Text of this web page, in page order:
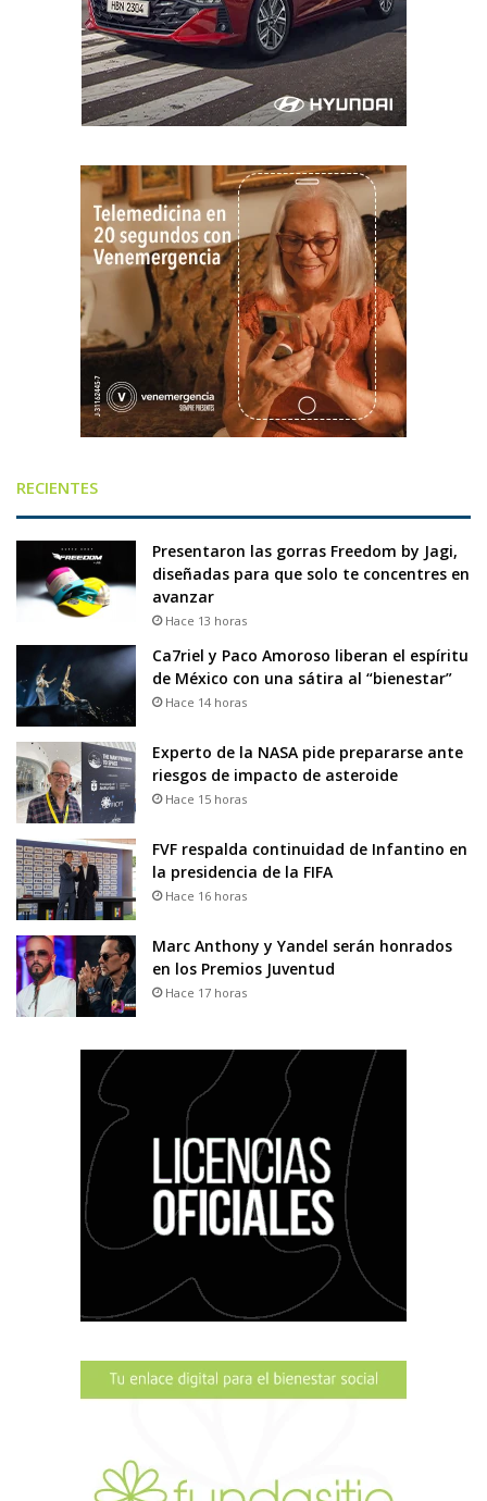
RECIENTES
Presentaron las gorras Freedom by Jagi,
diseñadas para que solo te concentres en
avanzar
Hace 13 horas
Ca7riel y Paco Amoroso liberan el espíritu
de México con una sátira al “bienestar”
Hace 14 horas
Experto de la NASA pide prepararse ante
riesgos de impacto de asteroide
Hace 15 horas
FVF respalda continuidad de Infantino en
la presidencia de la FIFA
Hace 16 horas
Marc Anthony y Yandel serán honrados
en los Premios Juventud
Hace 17 horas